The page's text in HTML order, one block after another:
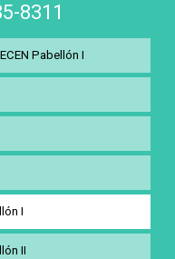
8311
Pabellón I
I
II